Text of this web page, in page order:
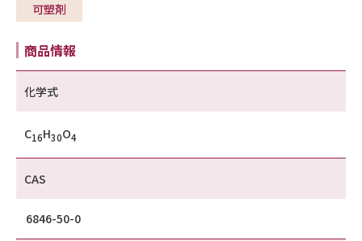
可塑剤
商品情報
化学式
C16H30O4
CAS
6846-50-0